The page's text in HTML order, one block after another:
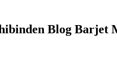
Blog Barjet